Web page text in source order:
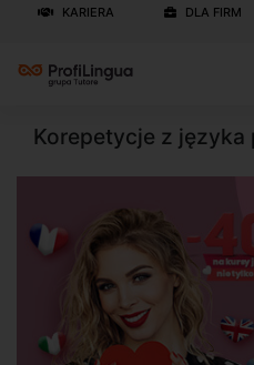
KARIERA DLA FIRM
Korepetycje z języka